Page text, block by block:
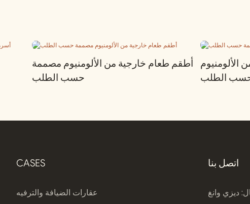
أطقم طعام خارجية من الألومنيوم مصممة
حسب الطلب
الطلب
CASES
عقارات الضيافة والترفيه
اتصل بنا
ديزي وانغ